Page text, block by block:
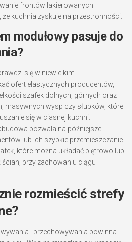
frontów lakierowanych –
że kuchnia zyskuje na przestronności.
modułowy pasuje do
się w niewielkim
ofert elastycznych producentów,
szafek dolnych, górnych oraz
masywnych wysp czy słupków, które
się w ciasnej kuchni.
pozwala na późniejsze
lub ich szybkie przemieszczanie.
które można układać piętrowo lub
przy zachowaniu ciągu
rozmieścić strefy
i przechowywania powinna